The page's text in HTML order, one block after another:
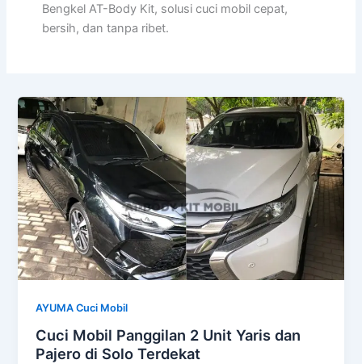
Bengkel AT-Body Kit, solusi cuci mobil cepat,
bersih, dan tanpa ribet.
AYUMA Cuci Mobil
Cuci Mobil Panggilan 2 Unit Yaris dan
Pajero di Solo Terdekat